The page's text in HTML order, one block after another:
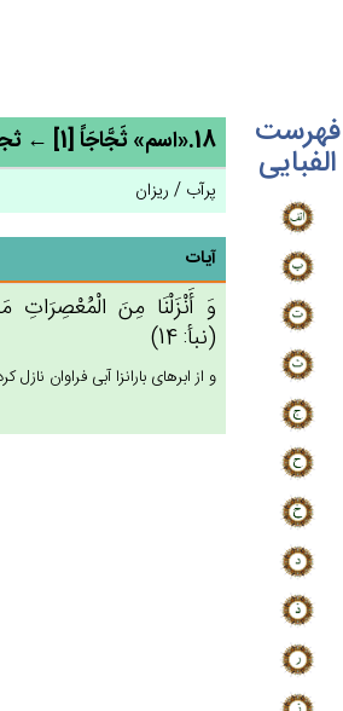
فهرست
الفبایی 18.«اسم» ثَجَّاجَاً [1] ← ثجج
پرآب / ریزان
آیات
وَ أَنْزَلْنَا مِن‌َ الْمُعْصِرَات‌ِ
(نبأ: 14)
و از ابرهاى باران‏زا آبى فراوان نازل